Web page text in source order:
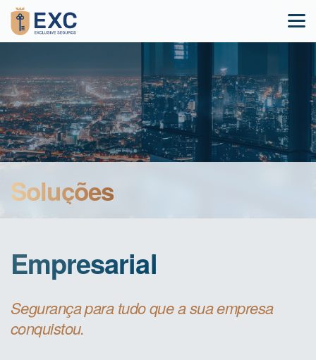
Soluções
Empresarial
Segurança para tudo que a sua empresa
conquistou.